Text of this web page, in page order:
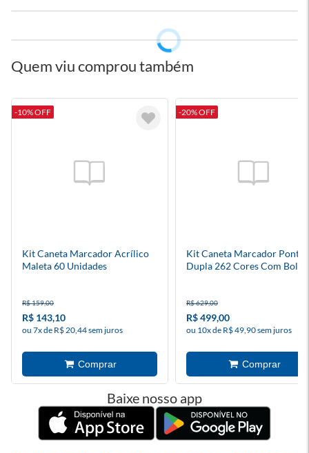
Quem viu comprou também
-10% OFF
Kit Caneta Marcador Acrílico
Maleta 60 Unidades
R$ 159,00
R$ 143,10
ou 7x de R$ 20,44 sem juros
-20% OFF
Kit Caneta Marcador Ponta
Dupla 262 Cores Com Bolsa
R$ 629,00
R$ 499,00
ou 10x de R$ 49,90 sem juros
Baixe nosso app